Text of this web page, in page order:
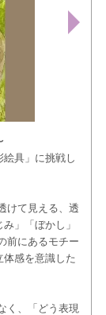
具」に挑戦し
けて見える、透
」「ぼかし」
前にあるモチー
体感を意識した
く、「どう表現